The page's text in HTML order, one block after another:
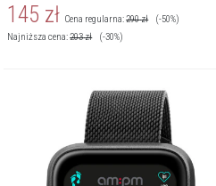
145 zł Cena regularna:290zł
(-50%)
Najniższa cena:203zł (-30%)